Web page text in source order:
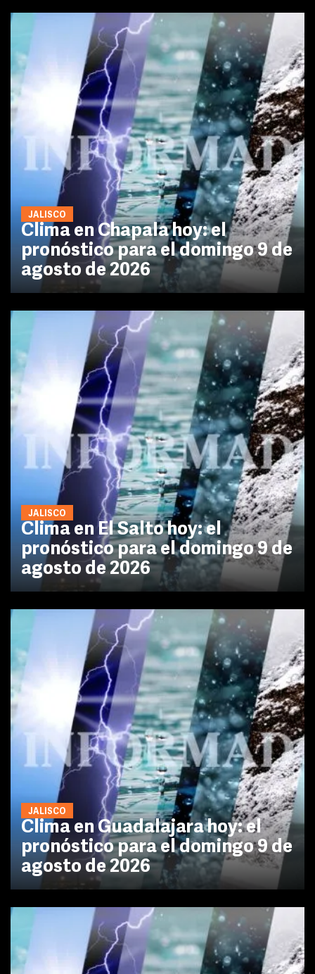
JALISCO
Clima en Chapala hoy: el
pronóstico para el domingo 9 de
agosto de 2026
JALISCO
Clima en El Salto hoy: el
pronóstico para el domingo 9 de
agosto de 2026
JALISCO
Clima en Guadalajara hoy: el
pronóstico para el domingo 9 de
agosto de 2026